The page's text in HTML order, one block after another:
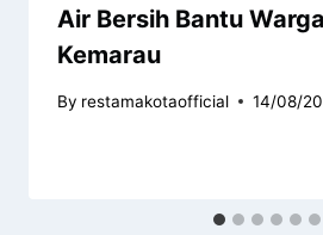
Air Bersih Bantu
Kemarau
By restamakotaofficial 14/08/